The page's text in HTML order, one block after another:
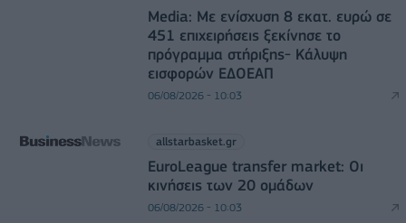
Media: Με ενίσχυση 8 εκατ. ευρώ σε
451 επιχειρήσεις ξεκίνησε το
πρόγραμμα στήριξης- Κάλυψη
εισφορών ΕΔΟΕΑΠ
06/08/2026 - 10:03
allstarbasket.gr
EuroLeague transfer market: Οι
κινήσεις των 20 ομάδων
06/08/2026 - 10:03